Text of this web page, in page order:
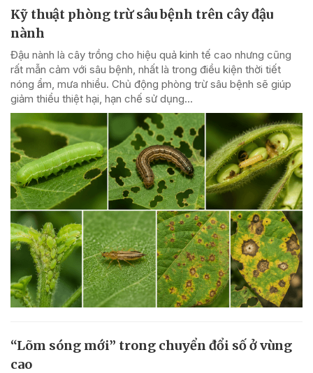
Kỹ thuật phòng trừ sâu bệnh trên cây đậu
nành
Đậu nành là cây trồng cho hiệu quả kinh tế cao nhưng cũng
rất mẫn cảm với sâu bệnh, nhất là trong điều kiện thời tiết
nóng ẩm, mưa nhiều. Chủ động phòng trừ sâu bệnh sẽ giúp
giảm thiểu thiệt hại, hạn chế sử dụng...
“Lõm sóng mới” trong chuyển đổi số ở vùng
cao